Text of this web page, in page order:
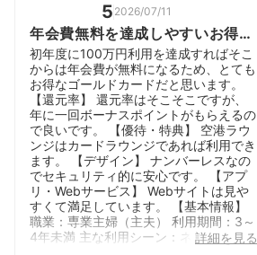
5 2026/07/11
年会費無料を達成しやすいお得な
ゴールドカード
初年度に100万円利用を達成すればそこ
からは年会費が無料になるため、とても
お得なゴールドカードだと思います。
【還元率】 還元率はそこそこですが、
年に一回ボーナスポイントがもらえるの
で良いです。 【優待・特典】 空港ラウ
ンジはカードラウンジであれば利用でき
ます。 【デザイン】 ナンバーレスなの
でセキュリティ的に安心です。 【アプ
リ・Webサービス】 Webサイトは見や
すくて満足しています。 【基本情報】
職業：専業主婦（主夫） 利用期間：3～
4年未満 主な利用シーン：ネットショッ
詳細を見る